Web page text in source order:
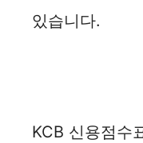
있습니다.
KCB 신용점수